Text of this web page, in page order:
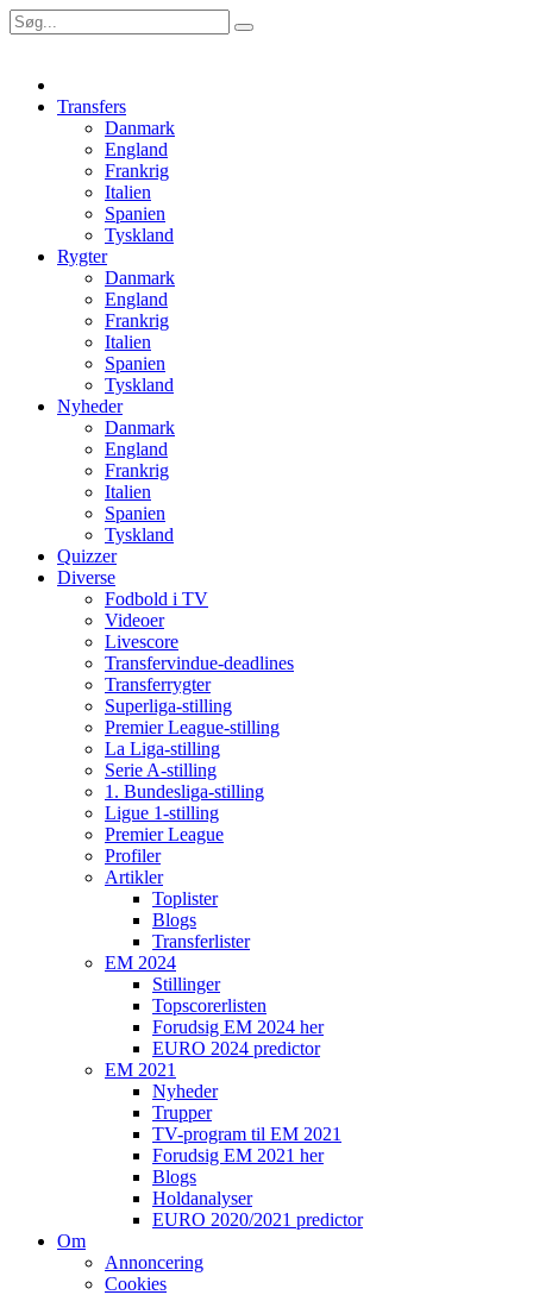
Transfers
Danmark
England
Frankrig
Italien
Spanien
Tyskland
Rygter
Danmark
England
Frankrig
Italien
Spanien
Tyskland
Nyheder
Danmark
England
Frankrig
Italien
Spanien
Tyskland
Quizzer
Diverse
Fodbold i TV
Videoer
Livescore
Transfervindue-deadlines
Transferrygter
Superliga-stilling
Premier League-stilling
La Liga-stilling
Serie A-stilling
1. Bundesliga-stilling
Ligue 1-stilling
Premier League
Profiler
Artikler
Toplister
Blogs
Transferlister
EM 2024
Stillinger
Topscorerlisten
Forudsig EM 2024 her
EURO 2024 predictor
EM 2021
Nyheder
Trupper
TV-program til EM 2021
Forudsig EM 2021 her
Blogs
Holdanalyser
EURO 2020/2021 predictor
Om
Annoncering
Cookies